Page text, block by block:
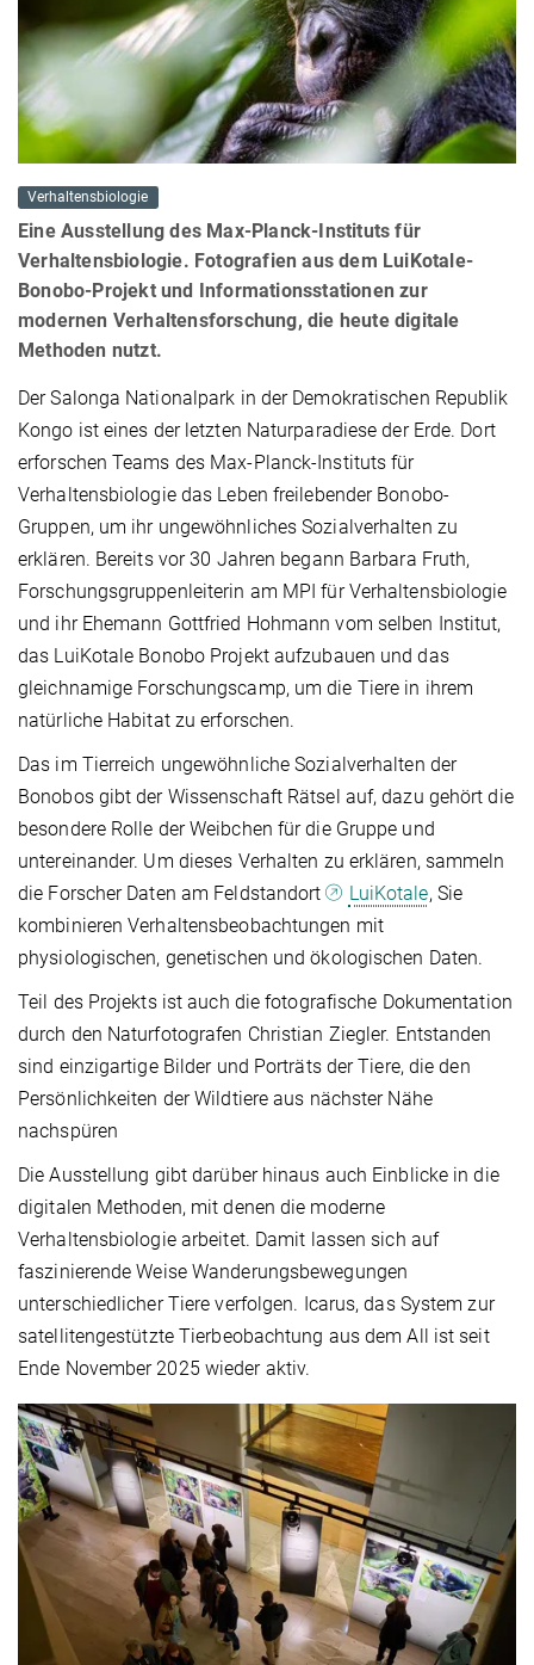
Verhaltensbiologie
Eine Ausstellung des Max-Planck-Instituts für
Verhaltensbiologie. Fotografien aus dem LuiKotale-
Bonobo-Projekt und Informationsstationen zur
modernen Verhaltensforschung, die heute digitale
Methoden nutzt.
Der Salonga Nationalpark in der Demokratischen Republik
Kongo ist eines der letzten Naturparadiese der Erde. Dort
erforschen Teams des Max-Planck-Instituts für
Verhaltensbiologie das Leben freilebender Bonobo-
Gruppen, um ihr ungewöhnliches Sozialverhalten zu
erklären. Bereits vor 30 Jahren begann Barbara Fruth,
Forschungsgruppenleiterin am MPI für Verhaltensbiologie
und ihr Ehemann Gottfried Hohmann vom selben Institut,
das LuiKotale Bonobo Projekt aufzubauen und das
gleichnamige Forschungscamp, um die Tiere in ihrem
natürliche Habitat zu erforschen.
Das im Tierreich ungewöhnliche Sozialverhalten der
Bonobos gibt der Wissenschaft Rätsel auf, dazu gehört die
besondere Rolle der Weibchen für die Gruppe und
untereinander. Um dieses Verhalten zu erklären, sammeln
die Forscher Daten am Feldstandort
LuiKotale, Sie
kombinieren Verhaltensbeobachtungen mit
physiologischen, genetischen und ökologischen Daten.
Teil des Projekts ist auch die fotografische Dokumentation
durch den Naturfotografen Christian Ziegler. Entstanden
sind einzigartige Bilder und Porträts der Tiere, die den
Persönlichkeiten der Wildtiere aus nächster Nähe
nachspüren
Die Ausstellung gibt darüber hinaus auch Einblicke in die
digitalen Methoden, mit denen die moderne
Verhaltensbiologie arbeitet. Damit lassen sich auf
faszinierende Weise Wanderungsbewegungen
unterschiedlicher Tiere verfolgen. Icarus, das System zur
satellitengestützte Tierbeobachtung aus dem All ist seit
Ende November 2025 wieder aktiv.